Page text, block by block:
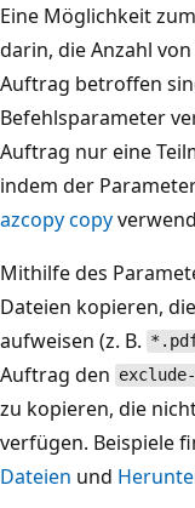
Eine Möglichkeit
darin, die Anzahl
Auftrag betroffen
Befehlsparameter
Auftrag nur eine
indem der
azcopy copy
Mithilfe des
Dateien kopieren,
aufweisen (z. B.
Auftrag den
zu kopieren, die
verfügen. Beispiele
Dateien und